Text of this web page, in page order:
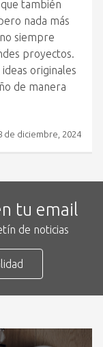
también
nada más
siempre
proyectos.
originales
de manera
de diciembre, 2024
tu email
de noticias